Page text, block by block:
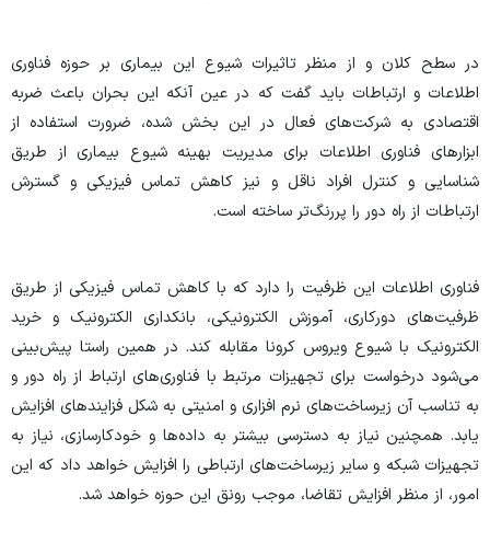
در سطح کلان و از منظر تاثیرات شیوع این بیماری بر حوزه فناوری
اطلاعات و ارتباطات باید گفت که در عین آنکه این بحران باعث ضربه
اقتصادی به شرکت‌های فعال در این بخش شده، ضرورت استفاده از
ابزارهای فناوری اطلاعات برای مدیریت بهینه شیوع بیماری از طریق
شناسایی و کنترل افراد ناقل و نیز کاهش تماس فیزیکی و گسترش
ارتباطات از راه دور را پررنگ‌تر ساخته است.
فناوری اطلاعات این ظرفیت را دارد که با کاهش تماس فیزیکی از طریق
ظرفیت‌های دورکاری، آموزش الکترونیکی، بانکداری الکترونیک و خرید
الکترونیک با شیوع ویروس کرونا مقابله کند. در همین راستا پیش‌بینی
می‌شود درخواست برای تجهیزات مرتبط با فناوری‌های ارتباط از راه دور و
به تناسب آن زیرساخت‌های نرم ­افزاری و امنیتی به شکل فزاینده­ای افزایش
یابد. همچنین نیاز به دسترسی بیشتر به داده‌ها و خودکارسازی، نیاز به
تجهیزات شبکه و سایر زیرساخت‌های ارتباطی را افزایش خواهد داد که این
امور، از منظر افزایش تقاضا، موجب رونق این حوزه خواهد شد.